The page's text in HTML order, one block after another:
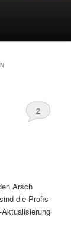
2
Arsch
die Profis